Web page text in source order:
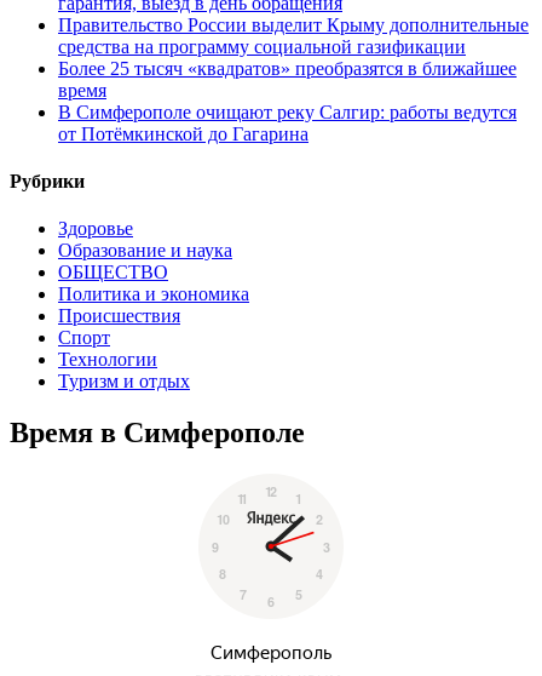
Правительство России выделит Крыму дополнительные
средства на программу социальной газификации
Более 25 тысяч «квадратов» преобразятся в ближайшее
время
В Симферополе очищают реку Салгир: работы ведутся
от Потёмкинской до Гагарина
Рубрики
Здоровье
Образование и наука
ОБЩЕСТВО
Политика и экономика
Происшествия
Спорт
Технологии
Туризм и отдых
Время в Симферополе